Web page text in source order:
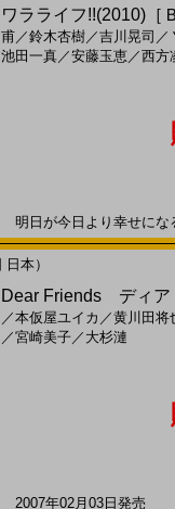
ワラライフ!!(2010)［
甫／鈴木杏樹／吉川晃司 ／
池田一真／安藤玉恵／西方
明日が今日より幸せに
本）
Dear Friends ディア
／本仮屋ユイカ ／黄川田将
／宮崎美子／ 大杉漣
2007年02月03日発売